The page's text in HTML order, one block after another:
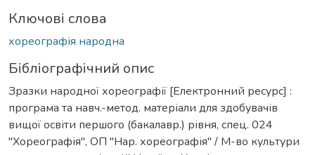
Ключові слова
хореографія народна
Бібліографічний опис
Зразки народної хореографії [Електронний ресурс] :
програма та навч.-метод. матеріали для здобувачів
вищої освіти першого (бакалавр.) рівня, спец. 024
"Хореографія", ОП "Нар. хореографія" / М-во культури